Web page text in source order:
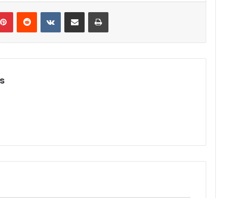
PinterestReddit VKontakteCompartir por correo electrónicoImprimir